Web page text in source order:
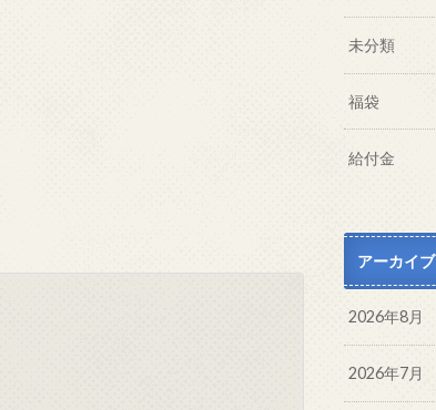
未分類
福袋
給付金
アーカイブ
2026年8月
2026年7月